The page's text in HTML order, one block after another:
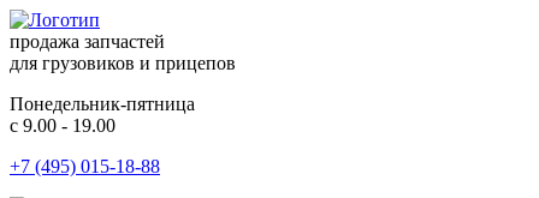
продажа запчастей
для грузовиков и прицепов
Понедельник-пятница
с 9.00 - 19.00
+7 (495) 015-18-88